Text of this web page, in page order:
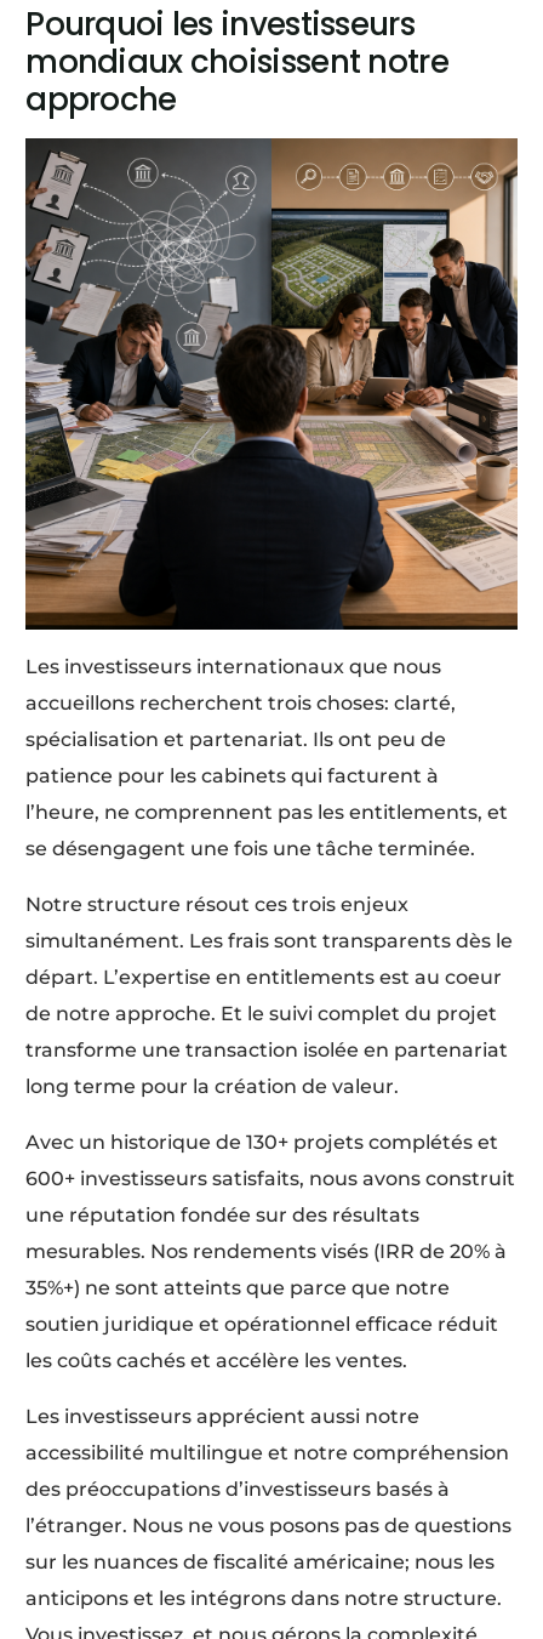
Pourquoi les investisseurs
mondiaux choisissent notre
approche
Les investisseurs internationaux que nous
accueillons recherchent trois choses: clarté,
spécialisation et partenariat. Ils ont peu de
patience pour les cabinets qui facturent à
l’heure, ne comprennent pas les entitlements, et
se désengagent une fois une tâche terminée.
Notre structure résout ces trois enjeux
simultanément. Les frais sont transparents dès le
départ. L’expertise en entitlements est au coeur
de notre approche. Et le suivi complet du projet
transforme une transaction isolée en partenariat
long terme pour la création de valeur.
Avec un historique de 130+ projets complétés et
600+ investisseurs satisfaits, nous avons construit
une réputation fondée sur des résultats
mesurables. Nos rendements visés (IRR de 20% à
35%+) ne sont atteints que parce que notre
soutien juridique et opérationnel efficace réduit
les coûts cachés et accélère les ventes.
Les investisseurs apprécient aussi notre
accessibilité multilingue et notre compréhension
des préoccupations d’investisseurs basés à
l’étranger. Nous ne vous posons pas de questions
sur les nuances de fiscalité américaine; nous les
anticipons et les intégrons dans notre structure.